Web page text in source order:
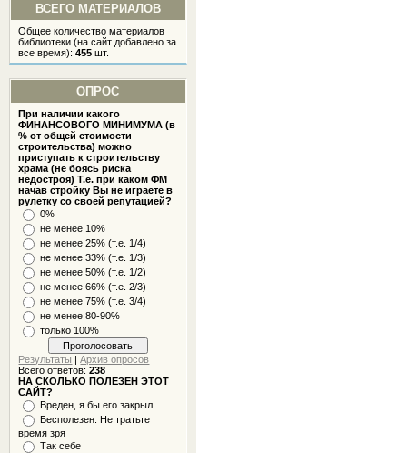
ВСЕГО МАТЕРИАЛОВ
Общее количество материалов
библиотеки (на сайт добавлено за
все время):455 шт.
ОПРОС
При наличии какого
ФИНАНСОВОГО МИНИМУМА (в
% от общей стоимости
строительства) можно
приступать к строительству
храма (не боясь риска
недостроя) Т.е. при каком ФМ
начав стройку Вы не играете в
рулетку со своей репутацией?
0%
не менее 10%
не менее 25% (т.е. 1/4)
не менее 33% (т.е. 1/3)
не менее 50% (т.е. 1/2)
не менее 66% (т.е. 2/3)
не менее 75% (т.е. 3/4)
не менее 80-90%
только 100%
Результаты |Архив опросов
Всего ответов:238
НА СКОЛЬКО ПОЛЕЗЕН ЭТОТ
САЙТ?
Вреден, я бы его закрыл
Бесполезен. Не тратьте
время зря
Так себе